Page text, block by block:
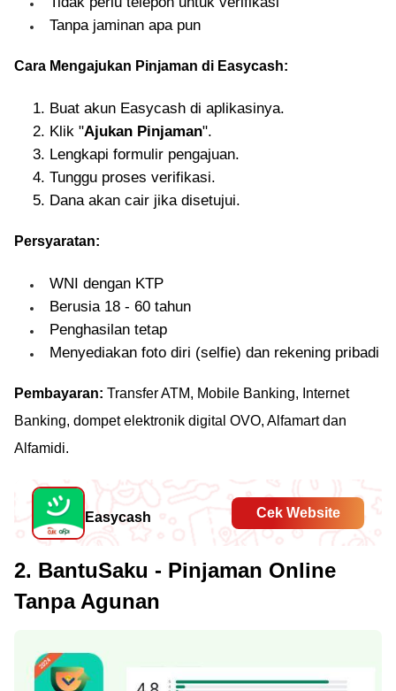
Tanpa jaminan apa pun
Cara Mengajukan Pinjaman di Easycash:
Buat akun Easycash di aplikasinya.
Klik "Ajukan Pinjaman".
Lengkapi formulir pengajuan.
Tunggu proses verifikasi.
Dana akan cair jika disetujui.
Persyaratan:
WNI dengan KTP
Berusia 18 - 60 tahun
Penghasilan tetap
Menyediakan foto diri (selfie) dan rekening pribadi
Pembayaran: Transfer ATM, Mobile Banking, Internet
Banking, dompet elektronik digital OVO, Alfamart dan
Alfamidi.
Easycash Cek Website
2. BantuSaku - Pinjaman Online
Tanpa Agunan